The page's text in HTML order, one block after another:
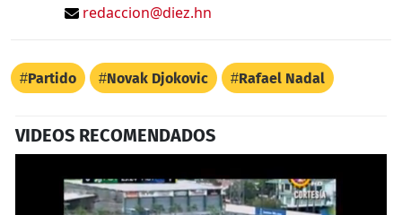
redaccion@diez.hn
Partido Novak Djokovic Rafael Nadal
VIDEOS RECOMENDADOS